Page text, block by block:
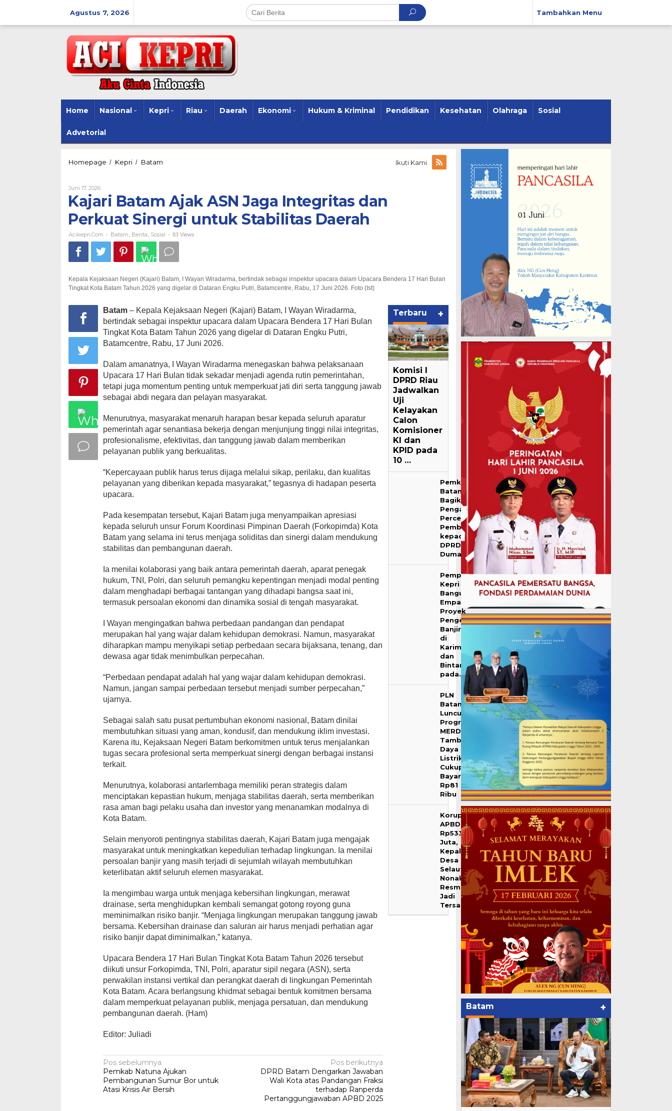
Agustus 7, 2026 Tambahkan Menu
Home Nasional Kepri Riau Daerah Ekonomi Hukum & Kriminal Pendidikan Kesehatan Olahraga Sosial
Advetorial
Homepage / Kepri / Batam
Jaga
Integritas
dan
Perkuat
Sinergi
untuk
Stabilitas
Daerah
Ikuti Kami
Juni 17, 2026Oleh
Acikepri.com
Kajari Batam Ajak ASN Jaga Integritas dan
Perkuat Sinergi untuk Stabilitas Daerah
Acikepri.com - Batam Berita Sosial - 83 Views
Kepala Kejaksaan Negeri (Kajari) Batam, I Wayan Wiradarma, bertindak sebagai inspektur upacara dalam Upacara Bendera 17 Hari Bulan
Tingkat Kota Batam Tahun 2026 yang digelar di Dataran Engku Putri, Batamcentre, Rabu, 17 Juni 2026. Foto (Ist)
Batam – Kepala Kejaksaan Negeri (Kajari) Batam, I Wayan Wiradarma,
bertindak sebagai inspektur upacara dalam Upacara Bendera 17 Hari Bulan
Tingkat Kota Batam Tahun 2026 yang digelar di Dataran Engku Putri,
Batamcentre, Rabu, 17 Juni 2026.
Dalam amanatnya, I Wayan Wiradarma menegaskan bahwa pelaksanaan
Upacara 17 Hari Bulan tidak sekadar menjadi agenda rutin pemerintahan,
tetapi juga momentum penting untuk memperkuat jati diri serta tanggung jawab
sebagai abdi negara dan pelayan masyarakat.
Menurutnya, masyarakat menaruh harapan besar kepada seluruh aparatur
pemerintah agar senantiasa bekerja dengan menjunjung tinggi nilai integritas,
profesionalisme, efektivitas, dan tanggung jawab dalam memberikan
pelayanan publik yang berkualitas.
“Kepercayaan publik harus terus dijaga melalui sikap, perilaku, dan kualitas
pelayanan yang diberikan kepada masyarakat,” tegasnya di hadapan peserta
upacara.
Pada kesempatan tersebut, Kajari Batam juga menyampaikan apresiasi
kepada seluruh unsur Forum Koordinasi Pimpinan Daerah (Forkopimda) Kota
Batam yang selama ini terus menjaga soliditas dan sinergi dalam mendukung
stabilitas dan pembangunan daerah.
Ia menilai kolaborasi yang baik antara pemerintah daerah, aparat penegak
hukum, TNI, Polri, dan seluruh pemangku kepentingan menjadi modal penting
dalam menghadapi berbagai tantangan yang dihadapi bangsa saat ini,
termasuk persoalan ekonomi dan dinamika sosial di tengah masyarakat.
I Wayan mengingatkan bahwa perbedaan pandangan dan pendapat
merupakan hal yang wajar dalam kehidupan demokrasi. Namun, masyarakat
diharapkan mampu menyikapi setiap perbedaan secara bijaksana, tenang, dan
dewasa agar tidak menimbulkan perpecahan.
“Perbedaan pendapat adalah hal yang wajar dalam kehidupan demokrasi.
Namun, jangan sampai perbedaan tersebut menjadi sumber perpecahan,”
ujarnya.
Sebagai salah satu pusat pertumbuhan ekonomi nasional, Batam dinilai
membutuhkan situasi yang aman, kondusif, dan mendukung iklim investasi.
Karena itu, Kejaksaan Negeri Batam berkomitmen untuk terus menjalankan
tugas secara profesional serta memperkuat sinergi dengan berbagai instansi
terkait.
Menurutnya, kolaborasi antarlembaga memiliki peran strategis dalam
menciptakan kepastian hukum, menjaga stabilitas daerah, serta memberikan
rasa aman bagi pelaku usaha dan investor yang menanamkan modalnya di
Kota Batam.
Selain menyoroti pentingnya stabilitas daerah, Kajari Batam juga mengajak
masyarakat untuk meningkatkan kepedulian terhadap lingkungan. Ia menilai
persoalan banjir yang masih terjadi di sejumlah wilayah membutuhkan
keterlibatan aktif seluruh elemen masyarakat.
Ia mengimbau warga untuk menjaga kebersihan lingkungan, merawat
drainase, serta menghidupkan kembali semangat gotong royong guna
meminimalkan risiko banjir. “Menjaga lingkungan merupakan tanggung jawab
bersama. Kebersihan drainase dan saluran air harus menjadi perhatian agar
risiko banjir dapat diminimalkan,” katanya.
Upacara Bendera 17 Hari Bulan Tingkat Kota Batam Tahun 2026 tersebut
diikuti unsur Forkopimda, TNI, Polri, aparatur sipil negara (ASN), serta
perwakilan instansi vertikal dan perangkat daerah di lingkungan Pemerintah
Kota Batam. Acara berlangsung khidmat sebagai bentuk komitmen bersama
dalam memperkuat pelayanan publik, menjaga persatuan, dan mendukung
pembangunan daerah. (Ham)
Editor: Juliadi
Navigasi
pos
Pos sebelumnya
Pemkab Natuna Ajukan
Pembangunan Sumur Bor untuk
Atasi Krisis Air Bersih
Pos berikutnya
DPRD Batam Dengarkan Jawaban
Wali Kota atas Pandangan Fraksi
terhadap Ranperda
Pertanggungjawaban APBD 2025
Terbaru +
Komisi I
DPRD Riau
Jadwalkan
Uji
Kelayakan
Calon
Komisioner
KI dan
KPID pada
10 …
Pemko
Batam
Bagikan
Pengalaman
Percepat
Pembangunan
kepada
DPRD
Dumai
Pemprov
Kepri
Bangun
Empat
Proyek
Pengendalian
Banjir
di
Karimun
dan
Bintan
pada…
PLN
Batam
Luncurkan
Program
MERDAYA,
Tambah
Daya
Listrik
Cukup
Bayar
Rp81
Ribu
Korupsi
APBDes
Rp533
Juta,
Kepala
Desa
Selaut
Nonaktif
Resmi
Jadi
Tersangka
Batam +